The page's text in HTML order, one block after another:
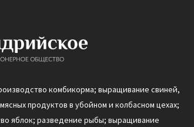
комбикорма; выращивание свиней,
продуктов в убойном и колбасном цехах;
яблок; разведение рыбы; выращивание